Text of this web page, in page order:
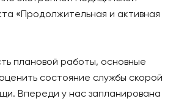
«Продолжительная и активная
плановой работы, основные
состояние службы скорой
Впереди у нас запланирована